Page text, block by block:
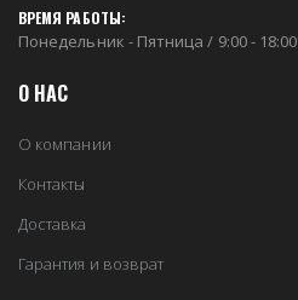
ВРЕМЯ РАБОТЫ:
Понедельник - Пятница / 9:00 - 18:00
О НАС
О компании
Контакты
Доставка
Гарантия и возврат